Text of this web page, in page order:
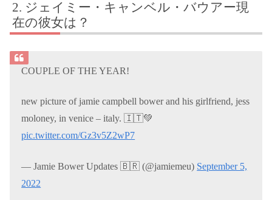
ジェイミー・キャンベル・バウアー現
在の彼女は？
COUPLE OF THE YEAR!
new picture of jamie campbell bower and his girlfriend, jess
moloney, in venice – italy. 🇮🇹💚
pic.twitter.com/Gz3v5Z2wP7
— Jamie Bower Updates 🇧🇷 (@jamiemeu) September 5,
2022